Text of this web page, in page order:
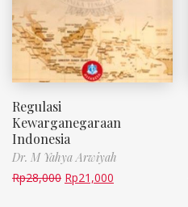
Regulasi
Kewarganegaraan
Indonesia
Dr. M Yahya Arwiyah
Rp28,000 Rp21,000